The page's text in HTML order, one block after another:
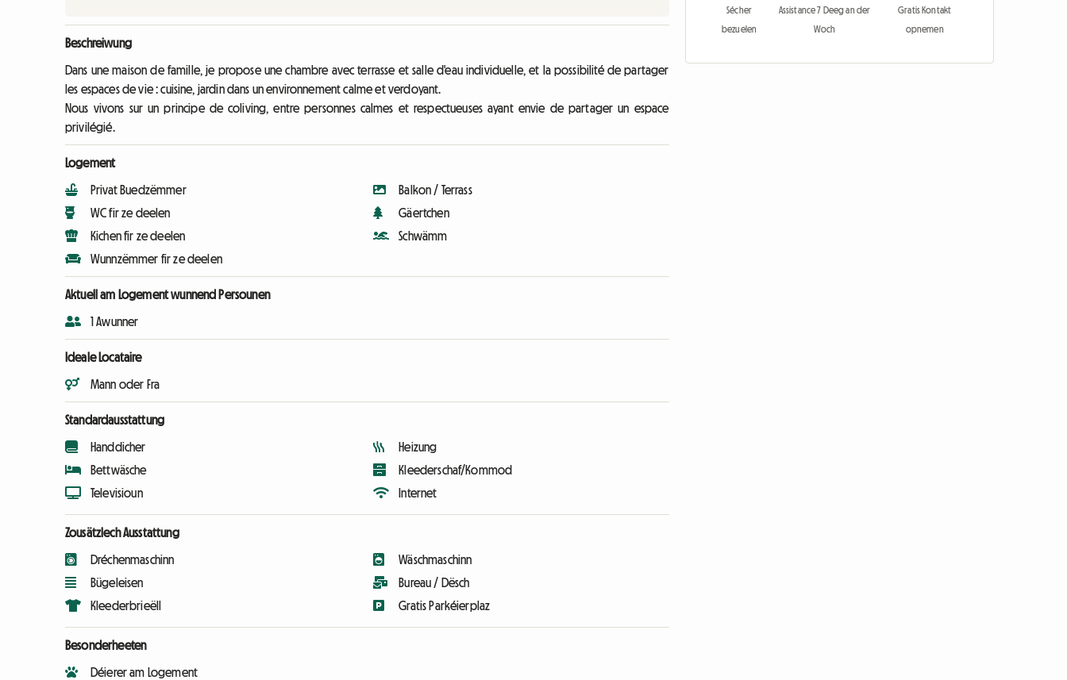
Beschreiwung
Dans une maison de famille, je propose une chambre avec terrasse et salle d'eau individuelle, et la possibilité de partager
les espaces de vie : cuisine, jardin dans un environnement calme et verdoyant.
Nous vivons sur un principe de coliving, entre personnes calmes et respectueuses ayant envie de partager un espace
privilégié.
Logement
Privat Buedzëmmer
WC fir ze deelen
Kichen fir ze deelen
Wunnzëmmer fir ze deelen
Balkon / Terrass
Gäertchen
Schwämm
Aktuell am Logement wunnend Persounen
1 Awunner
Ideale Locataire
Mann oder Fra
Standardausstattung
Handdicher
Bettwäsche
Televisioun
Heizung
Kleederschaf/Kommod
Internet
Zousätzlech Ausstattung
Dréchenmaschinn
Bügeleisen
Kleederbrieëll
Wäschmaschinn
Bureau / Dësch
Gratis Parkéierplaz
Besonderheeten
Déierer am Logement
Sécher
bezuelen
Assistance 7 Deeg an der
Woch
Gratis Kontakt
opnemen